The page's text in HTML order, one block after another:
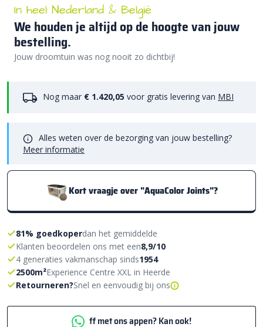
In heel Nederland & België
We houden je altijd op de hoogte van jouw
bestelling.
Jouw droomtuin was nog nooit zo dichtbij!
Nog maar € 1.420,05 voor gratis levering van MBI
Alles weten over de bezorging van jouw bestelling?
Meer informatie
Kort vraagje over "AquaColor Joints"?
81% goedkoperdan het gemiddelde
Klanten beoordelen ons met een8,9/10
4 generaties vakmanschap sinds1954
2500m²Experience Centre XXL in Heerde
Retourneren?Snel en eenvoudig bij ons
ff met ons appen? Kan ook!